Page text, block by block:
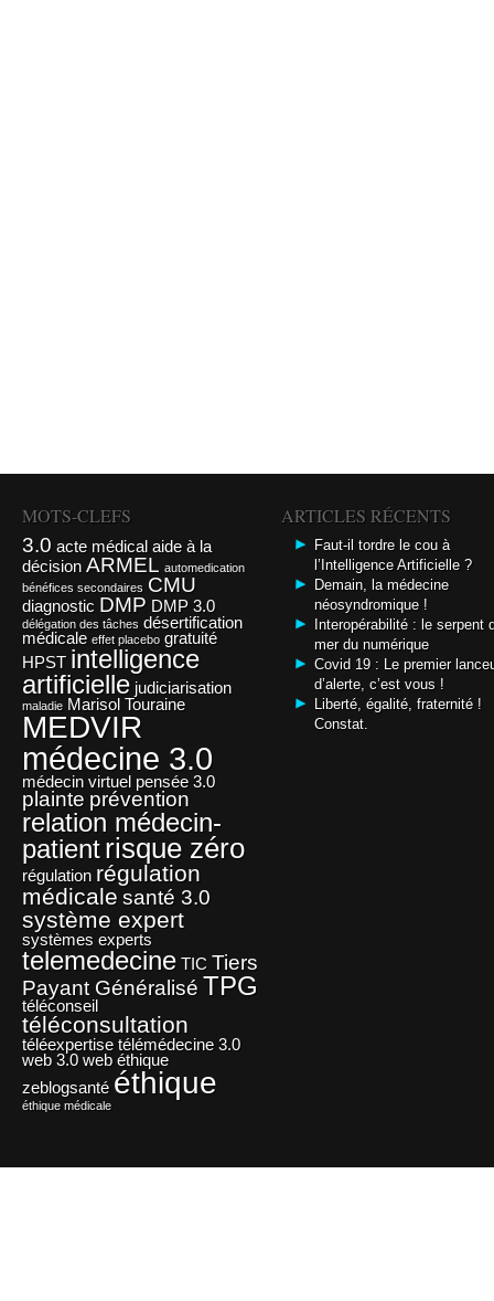
MOTS-CLEFS
3.0 acte médical aide à la
décision ARMEL automedication
bénéfices secondaires CMU
diagnostic DMP DMP 3.0
délégation des tâches désertification
médicale effet placebo gratuité
HPST intelligence
artificielle judiciarisation
maladie Marisol Touraine
MEDVIR
médecine 3.0
médecin virtuel pensée 3.0
plainte prévention
relation médecin-
patientrisque zéro
régulation régulation
médicale santé 3.0
système expert
systèmes experts
telemedecine TIC Tiers
Payant Généralisé TPG
téléconseil
téléconsultation
téléexpertise télémédecine 3.0
web 3.0 web éthique
zeblogsanté éthique
éthique médicale
ARTICLES RÉCENTS
Faut-il tordre le cou à
l’Intelligence Artificielle ?
Demain, la médecine
néosyndromique !
Interopérabilité : le serpent
mer du numérique
Covid 19 : Le premier
d’alerte, c’est vous !
Liberté, égalité, fraternité !
Constat.